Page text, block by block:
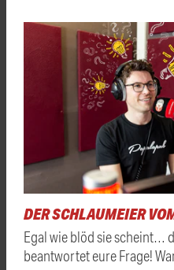
DER SCHLAUMEIER
Egal wie blöd sie scheint…
beantwortet eure Frage!